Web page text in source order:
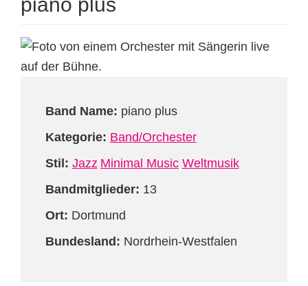
Band Name: piano plus
Kategorie: Band/Orchester
Stil: Jazz Minimal Music Weltmusik
Bandmitglieder: 13
Ort: Dortmund
Bundesland: Nordrhein-Westfalen